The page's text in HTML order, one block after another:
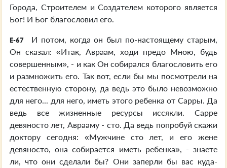
Города, Строителем и Создателем которого является
Бог! И Бог благословил его.
E-67
И потом, когда он был по-настоящему старым,
Он сказал: «Итак, Авраам, ходи предо Мною, будь
совершенным», - и как Он собирался благословить его
и размножить его. Так вот, если бы мы посмотрели на
естественную сторону, да ведь это было невозможно
для него... для него, иметь этого ребенка от Сарры. Да
ведь все жизненные ресурсы иссякли. Сарре
девяносто лет, Аврааму - сто. Да ведь попробуй скажи
доктору сегодня: «Мужчине сто лет, и его жене
девяносто, она собирается иметь ребенка», - знаете
ли, что они сделали бы? Они заперли бы вас куда-